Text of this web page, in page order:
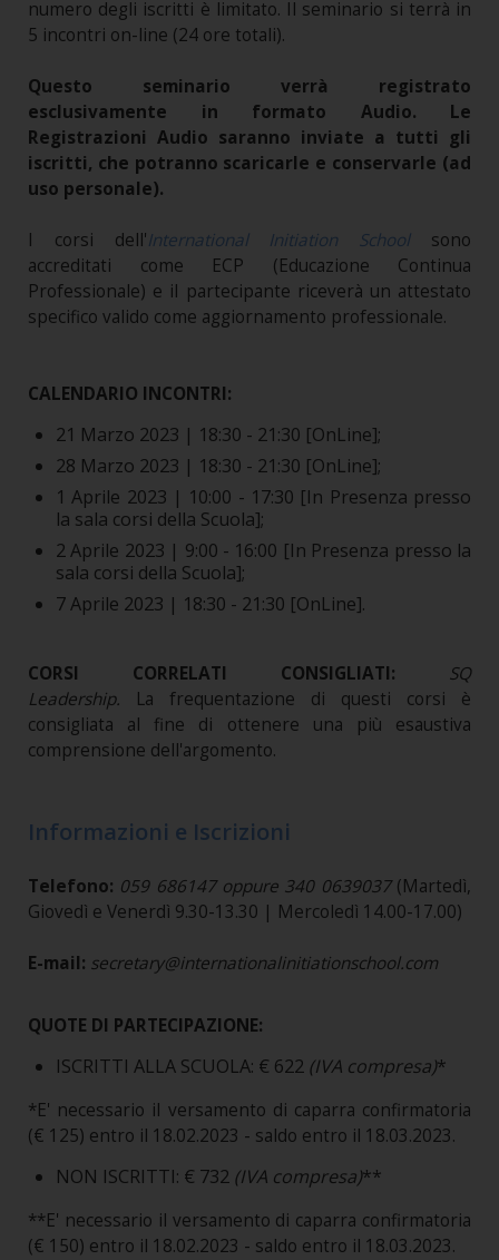
numero degli iscritti è limitato. Il seminario si terrà in
5 incontri on-line (24 ore totali).
Questo seminario verrà registrato
esclusivamente in formato Audio. Le
Registrazioni Audio saranno inviate a tutti gli
iscritti, che potranno scaricarle e conservarle (ad
uso personale).
I corsi dell'International Initiation Schoolsono
accreditati come ECP (Educazione Continua
Professionale) e il partecipante riceverà un attestato
specifico valido come aggiornamento professionale.
CALENDARIO INCONTRI:
21 Marzo 2023 | 18:30 - 21:30 [OnLine];
28 Marzo 2023 | 18:30 - 21:30 [OnLine];
1 Aprile 2023 | 10:00 - 17:30 [In Presenza presso
la sala corsi della Scuola];
2 Aprile 2023 | 9:00 - 16:00 [In Presenza presso la
sala corsi della Scuola];
7 Aprile 2023 | 18:30 - 21:30 [OnLine].
CORSI CORRELATI CONSIGLIATI: SQ
Leadership. La frequentazione di questi corsi è
consigliata al fine di ottenere una più esaustiva
comprensione dell'argomento.
Informazioni e Iscrizioni
Telefono: 059 686147 oppure 340 0639037(Martedì,
Giovedì e Venerdì 9.30-13.30 | Mercoledì 14.00-17.00)
E-mail: secretary@internationalinitiationschool.com
QUOTE DI PARTECIPAZIONE:
ISCRITTI ALLA SCUOLA: € 622 (IVA compresa)*
*E' necessario il versamento di caparra confirmatoria
(€ 125) entro il 18.02.2023 - saldo entro il 18.03.2023.
NON ISCRITTI: € 732 (IVA compresa)**
**E' necessario il versamento di caparra confirmatoria
(€ 150) entro il 18.02.2023 - saldo entro il 18.03.2023.